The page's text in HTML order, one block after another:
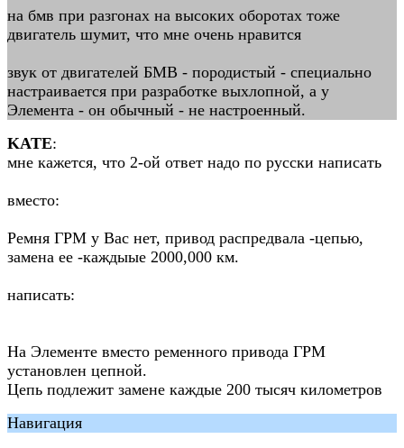
на бмв при разгонах на высоких оборотах тоже
двигатель шумит, что мне очень нравится
звук от двигателей БМВ - породистый - специально
настраивается при разработке выхлопной, а у
Элемента - он обычный - не настроенный.
KATE:
мне кажется, что 2-ой ответ надо по русски написать
вместо:
Ремня ГРМ у Вас нет, привод распредвала -цепью,
замена ее -каждыые 2000,000 км.
написать:
На Элементе вместо ременного привода ГРМ
установлен цепной.
Цепь подлежит замене каждые 200 тысяч километров
Навигация